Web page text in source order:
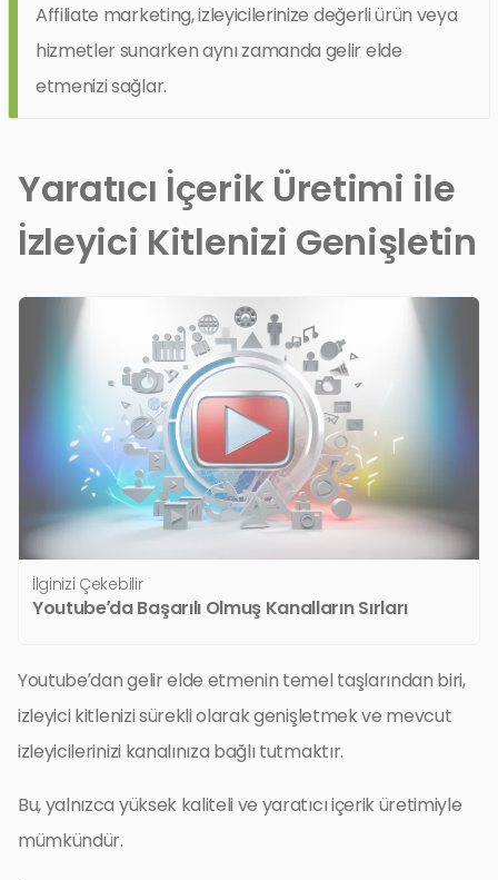
Affiliate marketing, izleyicilerinize değerli ürün veya
hizmetler sunarken aynı zamanda gelir elde
etmenizi sağlar.
Yaratıcı İçerik Üretimi ile
İzleyici Kitlenizi Genişletin
İlginizi Çekebilir
Youtube’da Başarılı Olmuş Kanalların Sırları
Youtube’dan gelir elde etmenin temel taşlarından biri,
izleyici kitlenizi sürekli olarak genişletmek ve mevcut
izleyicilerinizi kanalınıza bağlı tutmaktır.
Bu, yalnızca yüksek kaliteli ve yaratıcı içerik üretimiyle
mümkündür.